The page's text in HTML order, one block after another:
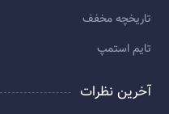
تاريخچه مخفف
تایم استمپ
آخرین نظرات